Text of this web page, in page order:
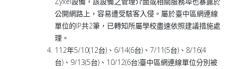
公開網路上，容易遭受駭客入侵。屬於臺中區網連線
單位的IP共2筆，已轉知所屬學校盡速依照建議措施處
理。
112年5/10(12台)、6/14(6台)、7/11(5台)、8/16(4
台)、9/13(5台)、10/12(6台)臺中區網連線單位分別被